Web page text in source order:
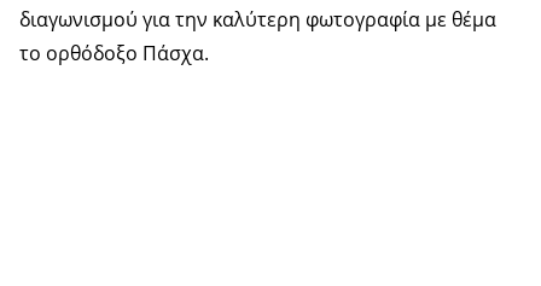
διαγωνισμού για την καλύτερη φωτογραφία με θέμα
το ορθόδοξο Πάσχα.